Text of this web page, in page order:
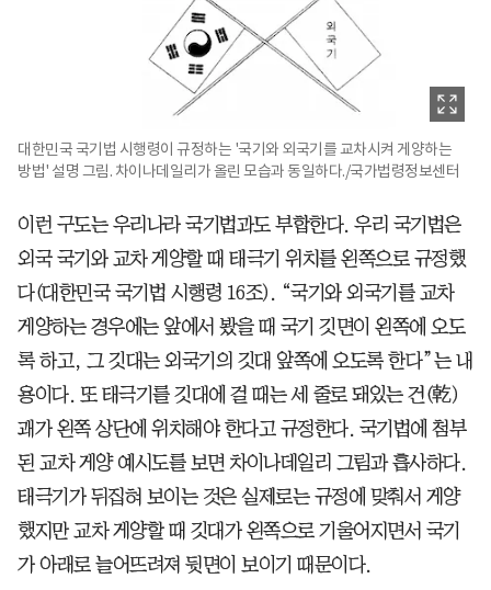
대한민국 국기법 시행령이 규정하는 '국기와 외국기를 교차시켜 게양하는
방법' 설명 그림. 차이나데일리가 올린 모습과 동일하다./국가법령정보센터
이런 구도는 우리나라 국기법과도 부합한다. 우리 국기법은
외국 국기와 교차 게양할 때 태극기 위치를 왼쪽으로 규정했
다(대한민국 국기법 시행령 16조). “국기와 외국기를 교차
게양하는 경우에는 앞에서 봤을 때 국기 깃면이 왼쪽에 오도
록 하고, 그 깃대는 외국기의 깃대 앞쪽에 오도록 한다”는 내
용이다. 또 태극기를 깃대에 걸 때는 세 줄로 돼있는 건(乾)
괘가 왼쪽 상단에 위치해야 한다고 규정한다. 국기법에 첨부
된 교차 게양 예시도를 보면 차이나데일리 그림과 흡사하다.
태극기가 뒤집혀 보이는 것은 실제로는 규정에 맞춰서 게양
했지만 교차 게양할 때 깃대가 왼쪽으로 기울어지면서 국기
가 아래로 늘어뜨려져 뒷면이 보이기 때문이다.